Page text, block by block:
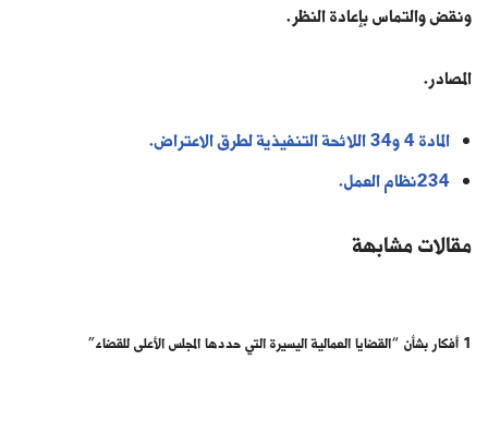
ونقض والتماس بإعادة النظر.
المصادر.
المادة 4 و34 اللائحة التنفيذية لطرق الاعتراض.
234نظام العمل.
مقالات مشابهة
1 أفكار بشأن “القضايا العمالية اليسيرة التي حددها المجلس الأعلى للقضاء”